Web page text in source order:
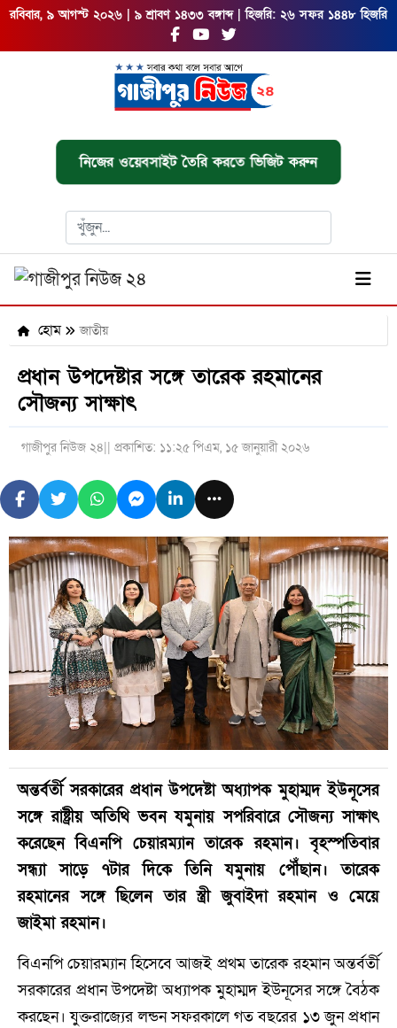
রবিবার, ৯ আগস্ট ২০২৬ | ৯ শ্রাবণ ১৪৩৩ বঙ্গাব্দ | হিজরি: ২৬ সফর ১৪৪৮ হিজরি
নিজের ওয়েবসাইট তৈরি করতে ভিজিট করুন
হোম জাতীয়
প্রধান উপদেষ্টার সঙ্গে তারেক রহমানের
সৌজন্য সাক্ষাৎ
গাজীপুর নিউজ ২৪ || প্রকাশিত: ১১:২৫ পিএম, ১৫ জানুয়ারী ২০২৬
অন্তর্বর্তী সরকারের প্রধান উপদেষ্টা অধ্যাপক মুহাম্মদ ইউনূসের
সঙ্গে রাষ্ট্রীয় অতিথি ভবন যমুনায় সপরিবারে সৌজন্য সাক্ষাৎ
করেছেন বিএনপি চেয়ারম্যান তারেক রহমান। বৃহস্পতিবার
সন্ধ্যা সাড়ে ৭টার দিকে তিনি যমুনায় পৌঁছান। তারেক
রহমানের সঙ্গে ছিলেন তার স্ত্রী জুবাইদা রহমান ও মেয়ে
জাইমা রহমান।
বিএনপি চেয়ারম্যান হিসেবে আজই প্রথম তারেক রহমান অন্তর্বর্তী
সরকারের প্রধান উপদেষ্টা অধ্যাপক মুহাম্মদ ইউনূসের সঙ্গে বৈঠক
করছেন। যুক্তরাজ্যের লন্ডন সফরকালে গত বছরের ১৩ জুন প্রধান